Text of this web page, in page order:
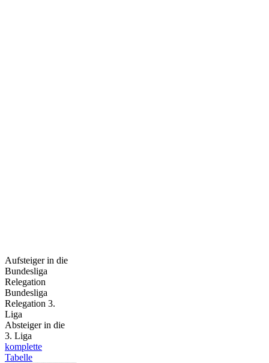
Aufsteiger in die
Bundesliga
Relegation
Bundesliga
Relegation 3.
Liga
Absteiger in die
3. Liga
komplette
Tabelle